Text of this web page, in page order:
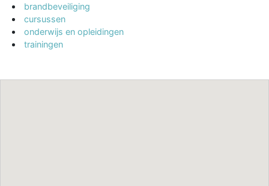
brandbeveiliging
cursussen
onderwijs en opleidingen
trainingen